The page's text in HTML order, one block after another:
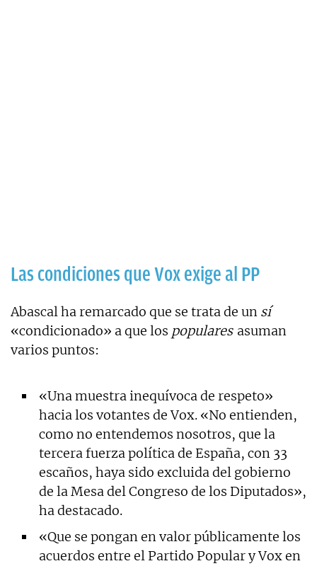
Las condiciones que Vox exige al PP
Abascal ha remarcado que se trata de un sí
«condicionado» a que los populares asuman
varios puntos:
«Una muestra inequívoca de respeto»
hacia los votantes de Vox. «No entienden,
como no entendemos nosotros, que la
tercera fuerza política de España, con 33
escaños, haya sido excluida del gobierno
de la Mesa del Congreso de los Diputados»,
ha destacado.
«Que se pongan en valor públicamente los
acuerdos entre el Partido Popular y Vox en